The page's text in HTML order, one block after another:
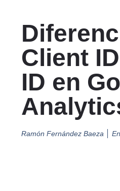
Client
ID en
Ramón Fernández Baeza